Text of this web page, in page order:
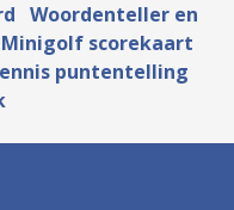
Woordenteller en
Minigolf scorekaart
puntentelling